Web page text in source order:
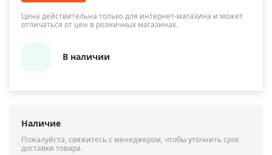
Цена действительна только для интернет-магазина и может
отличаться от цен в розничных магазинах.
В наличии
Наличие
Пожалуйста, свяжитесь с менеджером, чтобы уточнить срок
доставки товара.